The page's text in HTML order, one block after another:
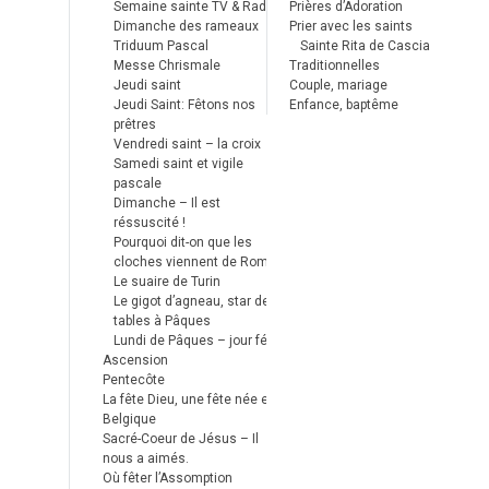
Semaine sainte TV & Radio
Dimanche des rameaux
Triduum Pascal
Messe Chrismale
Jeudi saint
Jeudi Saint: Fêtons nos
prêtres
Vendredi saint – la croix
Samedi saint et vigile
pascale
Dimanche – Il est
réssuscité !
Pourquoi dit-on que les
cloches viennent de Rome ?
Le suaire de Turin
Le gigot d’agneau, star des
tables à Pâques
Lundi de Pâques – jour férié
Ascension
Pentecôte
La fête Dieu, une fête née en
Belgique
Sacré-Coeur de Jésus – Il
nous a aimés.
Où fêter l’Assomption
Prières d’Adoration
Prier avec les saints
Sainte Rita de Cascia
Traditionnelles
Couple, mariage
Enfance, baptême